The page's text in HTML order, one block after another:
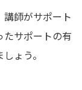
師がサポート
たサポートの有
ょう。